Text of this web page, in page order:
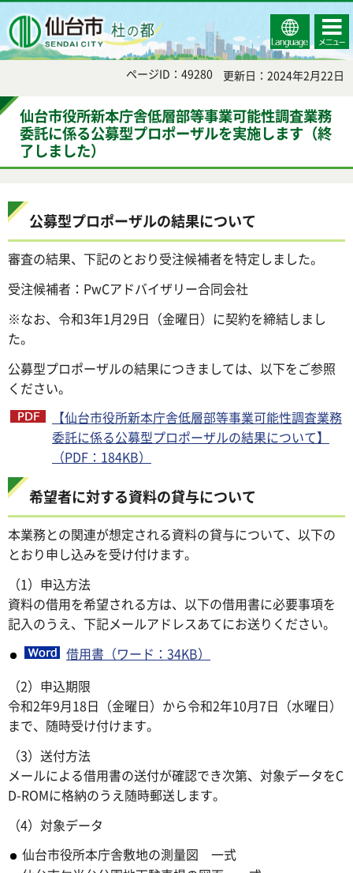
Select
Language
コンテ
ンツメ
ニュー
ページID：49280 更新日：2024年2月22日
仙台市役所新本庁舎低層部等事業可能性調査業務
委託に係る公募型プロポーザルを実施します（終
了しました）
公募型プロポーザルの結果について
審査の結果、下記のとおり受注候補者を特定しました。
受注候補者：PwCアドバイザリー合同会社
※なお、令和3年1月29日（金曜日）に契約を締結しまし
た。
公募型プロポーザルの結果につきましては、以下をご参照
ください。
【仙台市役所新本庁舎低層部等事業可能性調査業務
委託に係る公募型プロポーザルの結果について】
（PDF：184KB）
希望者に対する資料の貸与について
本業務との関連が想定される資料の貸与について、以下の
とおり申し込みを受け付けます。
（1）申込方法
資料の借用を希望される方は、以下の借用書に必要事項を
記入のうえ、下記メールアドレスあてにお送りください。
借用書（ワード：34KB）
（2）申込期限
令和2年9月18日（金曜日）から令和2年10月7日（水曜日）
まで、随時受け付けます。
（3）送付方法
メールによる借用書の送付が確認でき次第、対象データをC
D-ROMに格納のうえ随時郵送します。
（4）対象データ
仙台市役所本庁舎敷地の測量図 一式